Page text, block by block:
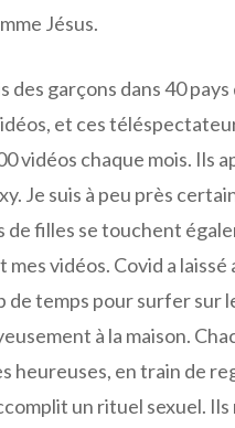
Jésus.
des garçons dans 40
et ces
vidéos chaque mois. Ils
Je suis à peu près
de filles se touchent
mes vidéos. Covid a laissé
de temps pour surfer sur
à la maison.
heureuses, en train de
un rituel sexuel. Ils